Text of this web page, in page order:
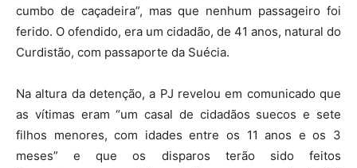
cumbo de caçadeira”, mas que nenhum passageiro foi
ferido. O ofendido, era um cidadão, de 41 anos, natural do
Curdistão, com passaporte da Suécia.
Na altura da detenção, a PJ revelou em comunicado que
as vítimas eram “um casal de cidadãos suecos e sete
filhos menores, com idades entre os 11 anos e os 3
meses” e que os disparos terão sido feitos